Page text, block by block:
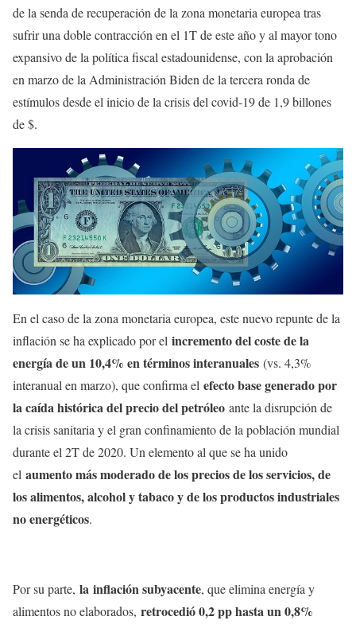
de la senda de recuperación de la zona monetaria europea tras
sufrir una doble contracción en el 1T de este año y al mayor tono
expansivo de la política fiscal estadounidense, con la aprobación
en marzo de la Administración Biden de la tercera ronda de
estímulos desde el inicio de la crisis del covid-19 de 1,9 billones
de $.
En el caso de la zona monetaria europea, este nuevo repunte de la
inflación se ha explicado por el incremento del coste de la
energía de un 10,4% en términos interanuales (vs. 4,3%
interanual en marzo), que confirma el efecto base generado por
la caída histórica del precio del petróleo ante la disrupción de
la crisis sanitaria y el gran confinamiento de la población mundial
durante el 2T de 2020. Un elemento al que se ha unido
el aumento más moderado de los precios de los servicios, de
los alimentos, alcohol y tabaco y de los productos industriales
no energéticos.
Por su parte, la inflación subyacente, que elimina energía y
alimentos no elaborados, retrocedió 0,2 pp hasta un 0,8%